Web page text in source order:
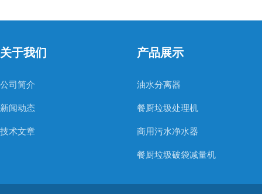
关于我们
公司简介
新闻动态
技术文章
产品展示
油水分离器
餐厨垃圾处理机
商用污水净水器
餐厨垃圾破袋减量机